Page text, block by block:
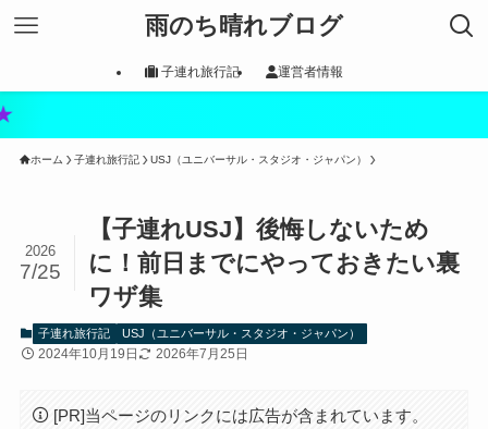
雨のち晴れブログ
子連れ旅行記 運営者情報
ホーム 子連れ旅行記 USJ（ユニバーサル・スタジオ・ジャパン）
【子連れUSJ】後悔しないため
に！前日までにやっておきたい裏
ワザ集
2026
7/25
子連れ旅行記 USJ（ユニバーサル・スタジオ・ジャパン）
2024年10月19日 2026年7月25日
[PR]当ページのリンクには広告が含まれています。